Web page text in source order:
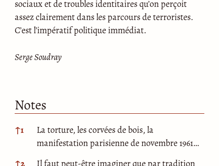
sociaux et de troubles identitaires qu’on perçoit
assez clairement dans les parcours de terroristes.
C’est l’impératif politique immédiat.
Serge Soudray
Notes
Notes
↑1
La torture, les corvées de bois, la
manifestation parisienne de novembre 1961…
↑2
Il faut peut-être imaginer que par tradition